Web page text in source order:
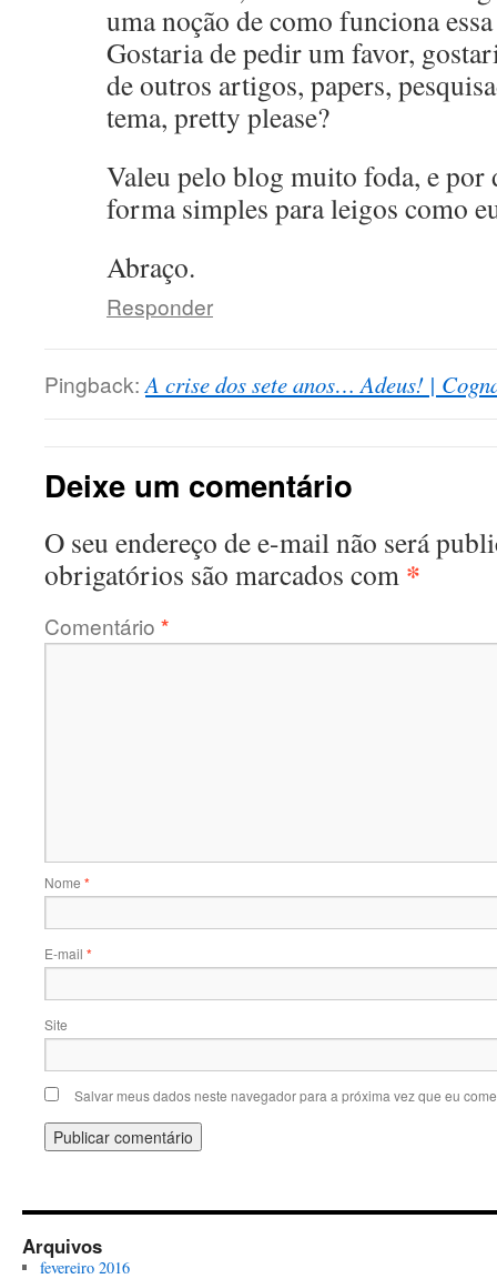
uma noção de como funciona
Gostaria de pedir um favor,
de outros artigos, papers,
tema, pretty please?
Valeu pelo blog muito foda, e por
forma simples para leigos como
Abraço.
Responder
Pingback:A crise dos sete anos… Adeus! |
Deixe um comentário
O seu endereço de e-mail não será
obrigatórios são marcados com *
Comentário *
Nome *
E-mail *
Site
Salvar meus dados neste navegador para a próxima vez que eu
Arquivos
fevereiro 2016